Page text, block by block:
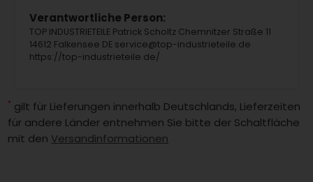
Verantwortliche Person:
TOP INDUSTRIETEILE Patrick Scholtz Chemnitzer Straße 11
14612 Falkensee DE service@top-industrieteile.de
https://top-industrieteile.de/
* gilt für Lieferungen innerhalb Deutschlands, Lieferzeiten
für andere Länder entnehmen Sie bitte der Schaltfläche
mit den Versandinformationen